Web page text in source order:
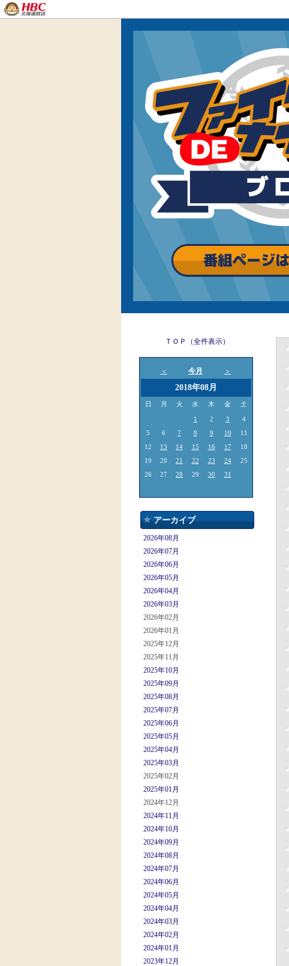
ＴＯＰ（全件表示）
＜ 今月 ＞
2018年08月
日 月 火 水 木 金 土
1 2 3
4
5
6 7 8 9 10
11
12
13 14 15 16 17
18
19
20 21 22 23 24
25
26
27 28 29 30 31
アーカイブ
2026年08月
2026年07月
2026年06月
2026年05月
2026年04月
2026年03月
2026年02月
2026年01月
2025年12月
2025年11月
2025年10月
2025年09月
2025年08月
2025年07月
2025年06月
2025年05月
2025年04月
2025年03月
2025年02月
2025年01月
2024年12月
2024年11月
2024年10月
2024年09月
2024年08月
2024年07月
2024年06月
2024年05月
2024年04月
2024年03月
2024年02月
2024年01月
2023年12月